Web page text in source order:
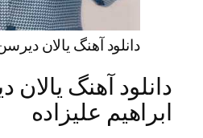
دانلود آهنگ یالان دیرسن از
دانلود آهنگ یالان
ابراهیم علیزاده